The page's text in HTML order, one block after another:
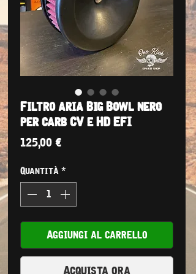
Filtro aria Big Bowl nero
per carb CV e HD EFI
125,00 €Prezzo
Quantità *
Aggiungi al carrello
Acquista ora